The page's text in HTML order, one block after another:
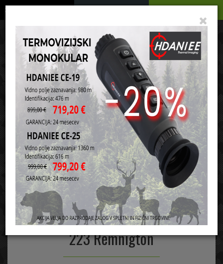
de
Vaša košarica je še prazna
Domov Strelivo
Krogelno strelivo za puške
223 Remnigton
Razvrsti po: ceni nazivu
223 Remnigton